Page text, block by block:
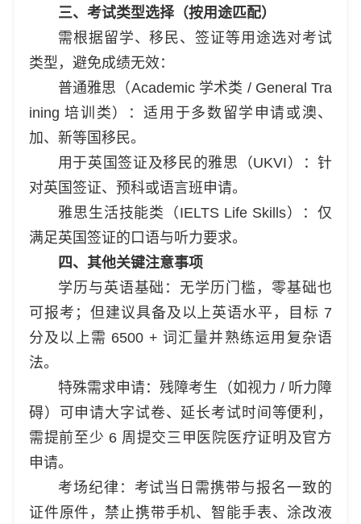
三、考试类型选择（按用途匹配）
需根据留学、移民、签证等用途选对考试
类型，避免成绩无效：
普通雅思（Academic 学术类 / General Tra
ining 培训类）：适用于多数留学申请或澳、
加、新等国移民。
用于英国签证及移民的雅思（UKVI）：针
对英国签证、预科或语言班申请。
雅思生活技能类（IELTS Life Skills）：仅
满足英国签证的口语与听力要求。
四、其他关键注意事项
学历与英语基础：无学历门槛，零基础也
可报考；但建议具备及以上英语水平，目标 7
分及以上需 6500 + 词汇量并熟练运用复杂语
法。
特殊需求申请：残障考生（如视力 / 听力障
碍）可申请大字试卷、延长考试时间等便利，
需提前至少 6 周提交三甲医院医疗证明及官方
申请。
考场纪律：考试当日需携带与报名一致的
证件原件，禁止携带手机、智能手表、涂改液